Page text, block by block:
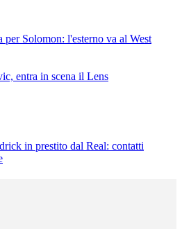
Solomon: l'esterno va al West
entra in scena il Lens
in prestito dal Real: contatti